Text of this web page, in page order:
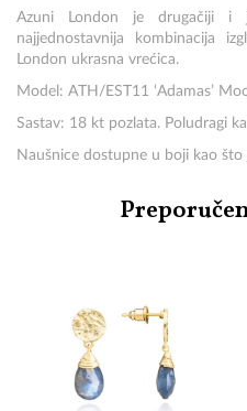
Azuni London je drugačiji
najjednostavnija kombinacija
London ukrasna vrećica.
Model: ATH/EST11 ‘Adamas’
Sastav: 18 kt pozlata. Poludragi
Naušnice dostupne u boji kao što